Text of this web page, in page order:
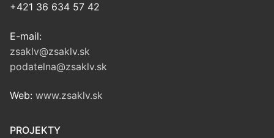
+421 36 634 57 42
E-mail:
zsaklv@zsaklv.sk
podatelna@zsaklv.sk
Web: www.zsaklv.sk
PROJEKTY